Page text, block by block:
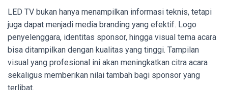
LED TV bukan hanya menampilkan informasi teknis, tetapi
juga dapat menjadi media branding yang efektif. Logo
penyelenggara, identitas sponsor, hingga visual tema acara
bisa ditampilkan dengan kualitas yang tinggi. Tampilan
visual yang profesional ini akan meningkatkan citra acara
sekaligus memberikan nilai tambah bagi sponsor yang
terlibat.